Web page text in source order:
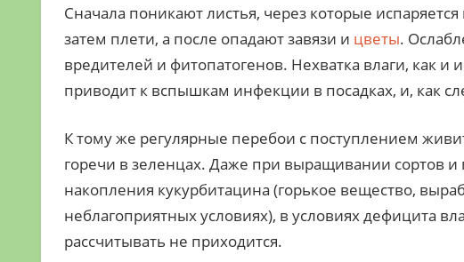
Сначала поникают листья, через которые
затем плети, а после опадают завязи и цветы.
вредителей и фитопатогенов. Нехватка влаги, как
приводит к вспышкам инфекции в посадках, и, как
К тому же регулярные перебои с поступлением
горечи в зеленцах. Даже при выращивании сортов
накопления кукурбитацина (горькое вещество,
неблагоприятных условиях), в условиях дефицита
рассчитывать не приходится.